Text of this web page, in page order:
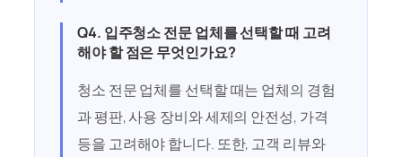
Q4. 입주청소 전문 업체를 선택할 때 고려
해야 할 점은 무엇인가요?
청소 전문 업체를 선택할 때는 업체의 경험
과 평판, 사용 장비와 세제의 안전성, 가격
등을 고려해야 합니다. 또한, 고객 리뷰와